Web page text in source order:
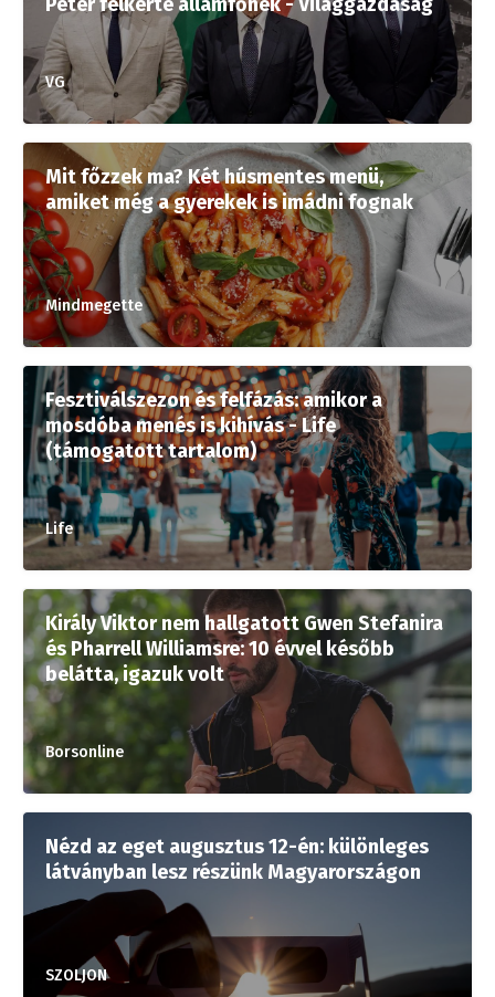
VG
Mit főzzek ma? Két húsmentes menü,
amiket még a gyerekek is imádni fognak
Mindmegette
Fesztiválszezon és felfázás: amikor a
mosdóba menés is kihívás - Life
(támogatott tartalom)
Life
Király Viktor nem hallgatott Gwen Stefanira
és Pharrell Williamsre: 10 évvel később
belátta, igazuk volt
Borsonline
Nézd az eget augusztus 12-én: különleges
látványban lesz részünk Magyarországon
SZOLJON